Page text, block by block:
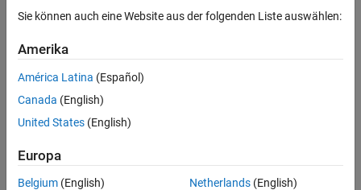
Description
Examples
Input Arguments
Version History
See Also
Description
removeWaveform(
only one waveform at a time.
example
removeWaveform(
downloaded arbitrary waveform from the function generator
memory. ThewaveformHandle is returned from the
Sie können auch eine Website aus der folgenden Liste auswählen:
Amerika
América Latina (Español)
Canada (English)
United States (English)
Europa
Belgium (English)
Netherlands(English)